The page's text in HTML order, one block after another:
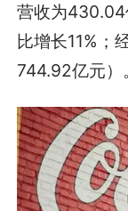
营收为
比增长11%；
744.92亿元）